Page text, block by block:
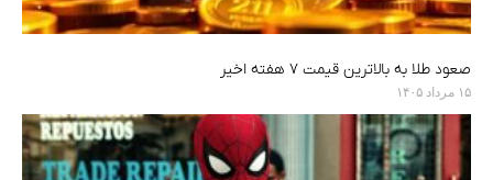
صعود طلا به بالاترین قیمت ۷ هفته اخیر
۱۵ مرداد ۱۴۰۵